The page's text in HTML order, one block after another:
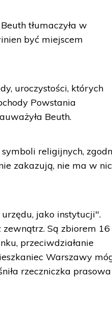
tłumaczyła w
być miejscem
uroczystości, których
Powstania
Beuth.
religijnych,
zakazują, nie ma w
jako instytucji".
zewnątrz. Są zbiorem 16
przeciwdziałanie
Warszawy
rzeczniczka prasowa